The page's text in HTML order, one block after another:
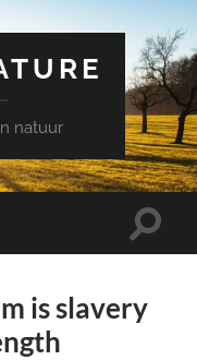
natuur
is slavery